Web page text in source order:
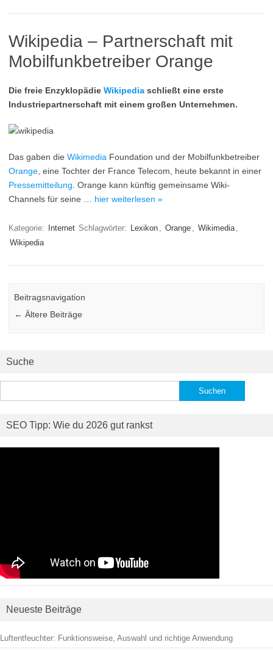
Wikipedia – Partnerschaft mit
Mobilfunkbetreiber Orange
Die freie Enzyklopädie Wikipedia schließt eine erste
Industriepartnerschaft mit einem großen Unternehmen.
Das gaben die Wikimedia Foundation und der Mobilfunkbetreiber
Orange , eine Tochter der France Telecom, heute bekannt in einer
Pressemitteilung . Orange kann künftig gemeinsame Wiki-
Channels für seine … hier weiterlesen »
Kategorie: Internet Schlagwörter: Lexikon , Orange , Wikimedia ,
Wikipedia
Beitragsnavigation
← Ältere Beiträge
Suche
nach:
SEO Tipp: Wie du 2026 gut rankst
Neueste Beiträge
Luftentfeuchter: Funktionsweise, Auswahl und richtige Anwendung